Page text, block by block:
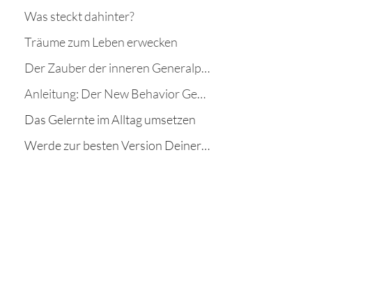
Was steckt dahinter?
Träume zum Leben erwecken
Der Zauber der inneren Generalprobe
Anleitung: Der New Behavior Generator
Das Gelernte im Alltag umsetzen
Werde zur besten Version Deiner selbst